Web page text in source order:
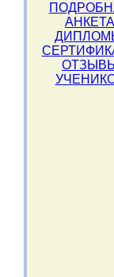
АНКЕТА
ОТЗЫВЫ